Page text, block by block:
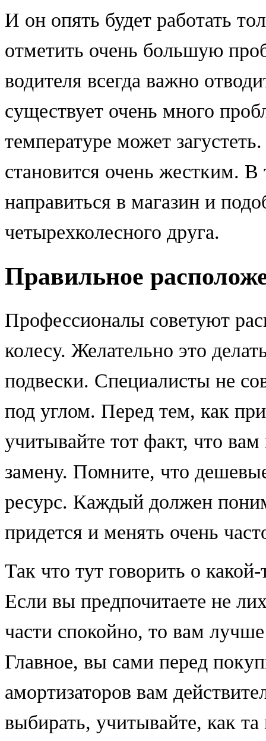
И он опять будет работать
отметить очень большую
водителя всегда важно
существует очень много
температуре может
становится очень жестким.
направиться в магазин и
четырехколесного друга.
Правильное
Профессионалы советуют
колесу. Желательно это
подвески. Специалисты не
под углом. Перед тем, как
учитывайте тот факт, что
замену. Помните, что
ресурс. Каждый должен
придется и менять очень
Так что тут говорить о
Если вы предпочитаете не
части спокойно, то вам
Главное, вы сами перед
амортизаторов вам
выбирать, учитывайте, как